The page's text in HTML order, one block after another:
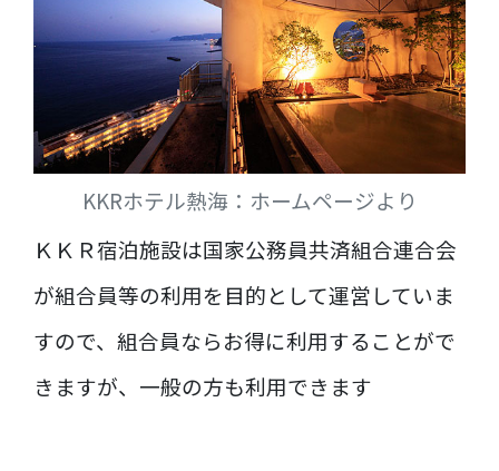
KKRホテル熱海：ホームページより
ＫＫＲ宿泊施設は国家公務員共済組合連合会
が組合員等の利用を目的として運営していま
すので、組合員ならお得に利用することがで
きますが、一般の方も利用できます